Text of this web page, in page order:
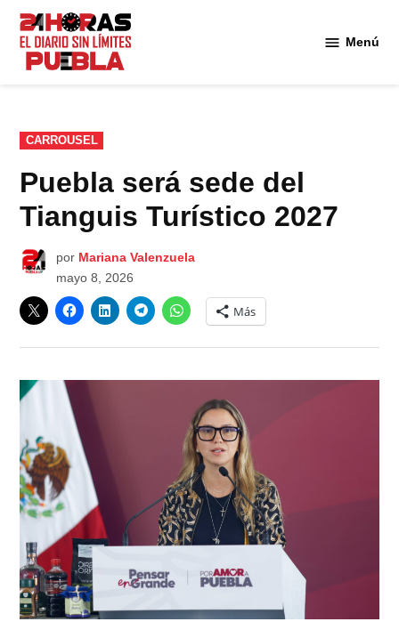
Saltar
contenido
Menú
PUBLICADO
EN
CARROUSEL
Puebla será sede del
Tianguis Turístico 2027
por Mariana Valenzuela
mayo 8, 2026
Más